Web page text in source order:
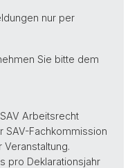
nur per
Sie bitte dem
Arbeitsrecht
SAV-Fachkommission
Veranstaltung.
pro Deklarationsjahr